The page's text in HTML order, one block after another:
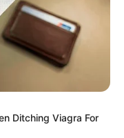
Ditching Viagra For